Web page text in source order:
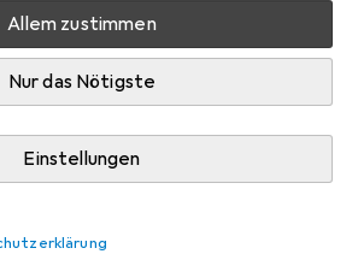
Allem zustimmen
Nur das Nötigste
Einstellungen